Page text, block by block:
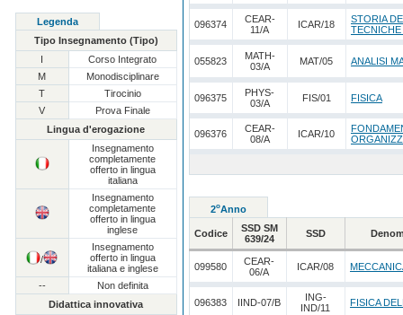
Legenda
Tipo Insegnamento (Tipo)
I
Corso Integrato
M
Monodisciplinare
T
Tirocinio
V
Prova Finale
Lingua d'erogazione
Insegnamento
completamente
offerto in lingua
italiana
Insegnamento
completamente
offerto in lingua
inglese
/
Insegnamento
offerto in lingua
italiana e inglese
--
Non definita
Didattica innovativa
096374
CEAR-
11/A
ICAR/18
STORIA
055823
MATH-
03/A
MAT/05 ANALISI
096375
PHYS-
03/A
FIS/01 FISICA
096376
CEAR-
08/A
ICAR/10
2oAnno
Codice
SSD SM
639/24
SSD
099580
CEAR-
06/A
ICAR/08
096383 IIND-07/B
ING-
IND/11
FISICA